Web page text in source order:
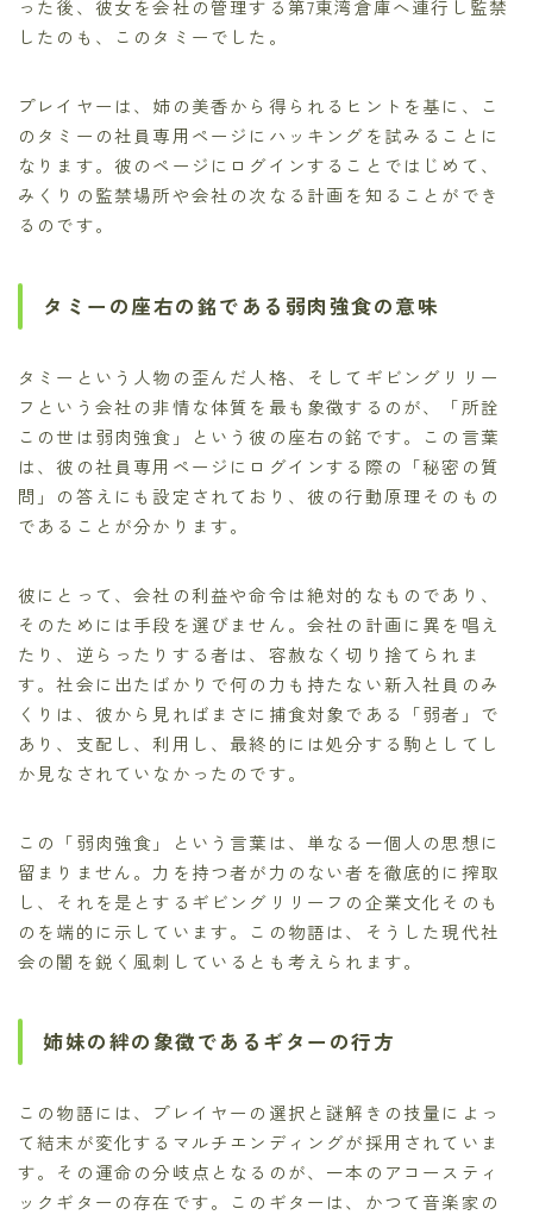
った後、彼女を会社の管理する第7東湾倉庫へ連行し監禁
したのも、このタミーでした。
プレイヤーは、姉の美香から得られるヒントを基に、こ
のタミーの社員専用ページにハッキングを試みることに
なります。彼のページにログインすることではじめて、
みくりの監禁場所や会社の次なる計画を知ることができ
るのです。
タミーの座右の銘である弱肉強食の意味
タミーという人物の歪んだ人格、そしてギビングリリー
フという会社の非情な体質を最も象徴するのが、「所詮
この世は弱肉強食」という彼の座右の銘です。この言葉
は、彼の社員専用ページにログインする際の「秘密の質
問」の答えにも設定されており、彼の行動原理そのもの
であることが分かります。
彼にとって、会社の利益や命令は絶対的なものであり、
そのためには手段を選びません。会社の計画に異を唱え
たり、逆らったりする者は、容赦なく切り捨てられま
す。社会に出たばかりで何の力も持たない新入社員のみ
くりは、彼から見ればまさに捕食対象である「弱者」で
あり、支配し、利用し、最終的には処分する駒としてし
か見なされていなかったのです。
この「弱肉強食」という言葉は、単なる一個人の思想に
留まりません。力を持つ者が力のない者を徹底的に搾取
し、それを是とするギビングリリーフの企業文化そのも
のを端的に示しています。この物語は、そうした現代社
会の闇を鋭く風刺しているとも考えられます。
姉妹の絆の象徴であるギターの行方
この物語には、プレイヤーの選択と謎解きの技量によっ
て結末が変化するマルチエンディングが採用されていま
す。その運命の分岐点となるのが、一本のアコースティ
ックギターの存在です。このギターは、かつて音楽家の